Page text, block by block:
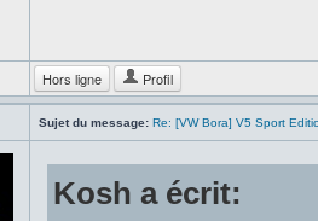
Hors ligne Profil
Sujet du message: Re: [VW Bora] V5 Sport
Kosh a écrit: